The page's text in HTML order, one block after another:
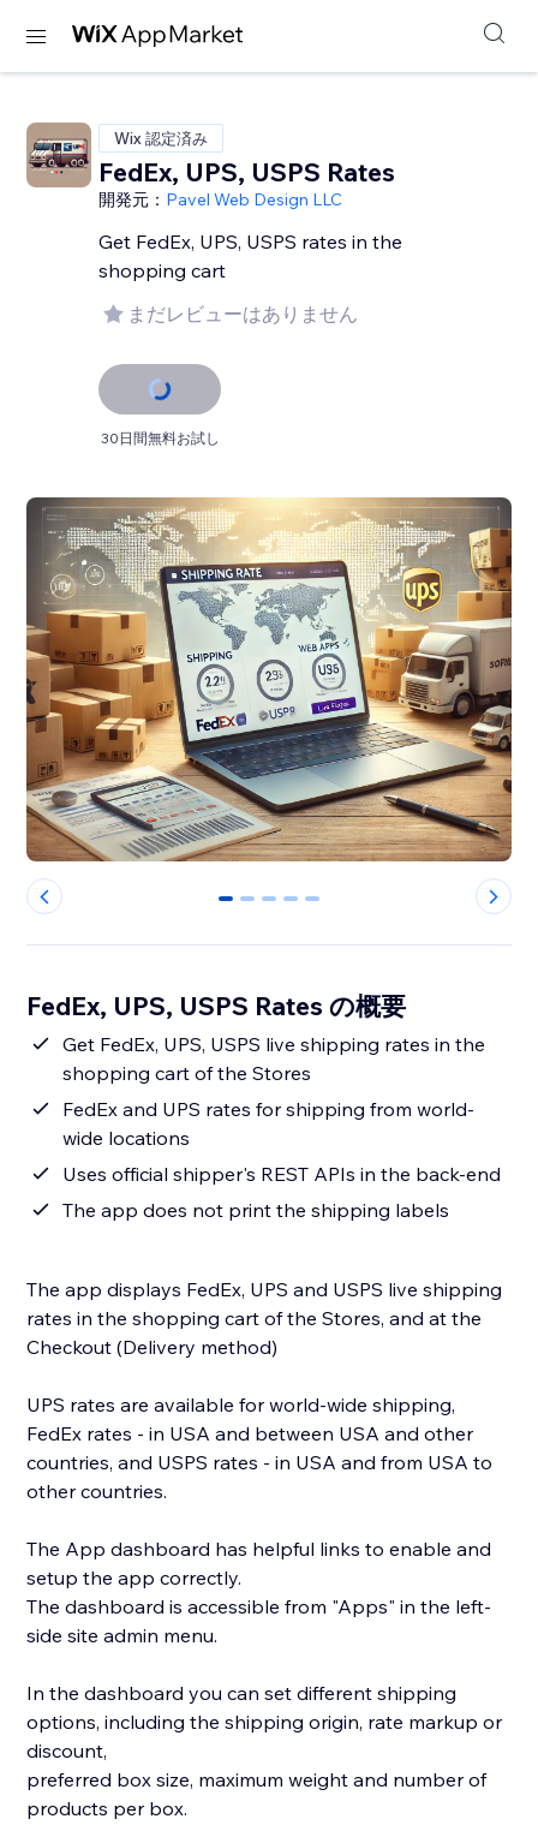
Wix 認定済み
FedEx, UPS, USPS Rates
開発元： Pavel Web Design LLC
Get FedEx, UPS, USPS rates in the
shopping cart
まだレビューはありません
30日間無料お試し
0 1 2 3 4
FedEx, UPS, USPS Rates の概要
Get FedEx, UPS, USPS live shipping rates in the
shopping cart of the Stores
FedEx and UPS rates for shipping from world-
wide locations
Uses official shipper's REST APIs in the back-end
The app does not print the shipping labels
The app displays FedEx, UPS and USPS live shipping
rates in the shopping cart of the Stores, and at the
Checkout (Delivery method)
UPS rates are available for world-wide shipping,
FedEx rates - in USA and between USA and other
countries, and USPS rates - in USA and from USA to
other countries.
The App dashboard has helpful links to enable and
setup the app correctly.
The dashboard is accessible from "Apps" in the left-
side site admin menu.
In the dashboard you can set different shipping
options, including the shipping origin, rate markup or
discount,
preferred box size, maximum weight and number of
products per box.